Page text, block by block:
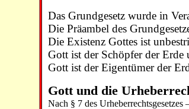
Das Grundgesetz wurde in
Die Präambel des
Die Existenz Gottes ist
Gott ist der Schöpfer der Erde
Gott ist der Eigentümer der
Gott und die
Nach § 7 des Urheberrechtsgesetzes